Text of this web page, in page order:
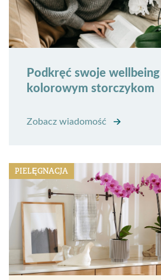
Podkręć swoje
kolorowym storczykom
Zobacz wiadomość
PIELĘGNACJA